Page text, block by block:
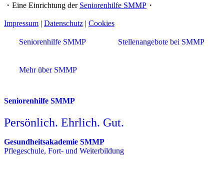
・Eine Einrichtung der Seniorenhilfe SMMP ・
Impressum | Datenschutz | Cookies
Seniorenhilfe SMMP Stellenangebote bei SMMP
Mehr über SMMP
Seniorenhilfe SMMP
Persönlich. Ehrlich. Gut.
Gesundheitsakademie SMMP
Pflegeschule, Fort- und Weiterbildung